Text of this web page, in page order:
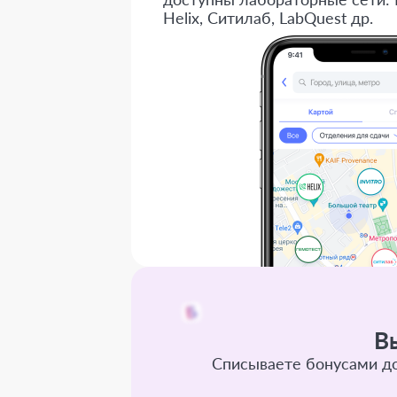
Helix, Ситилаб, LabQuest др.
Списываете бонусами